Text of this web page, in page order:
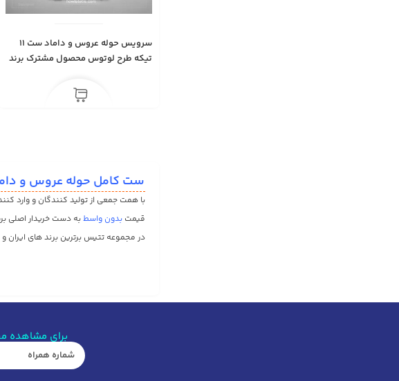
سرویس حوله عروس‌ و داماد ست ۱۱
تیکه طرح لوتوس محصول مشترک برند
ست كامل حوله عروس و
با همت جمعی از تولید کنندگان و وارد
قیمت بدون واسطبه دست خریدار اصلی
در مجموعه تتیس برترین برند های ایران
تمامی محصولات تتیس دارای گارانتی
حوله، یکی از پرکاربردترین وسایلی است
کاربردهای خاص خود را دارند. واژه حوله
شخصی و خصوصی قرارداد که از آن
برای مشاهده